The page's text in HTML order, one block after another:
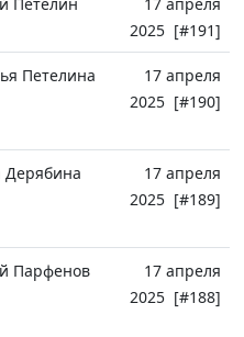
2025 [#191]
Петелина
17 апреля
2025 [#190]
Дерябина
17 апреля
2025 [#189]
Парфенов
17 апреля
2025 [#188]